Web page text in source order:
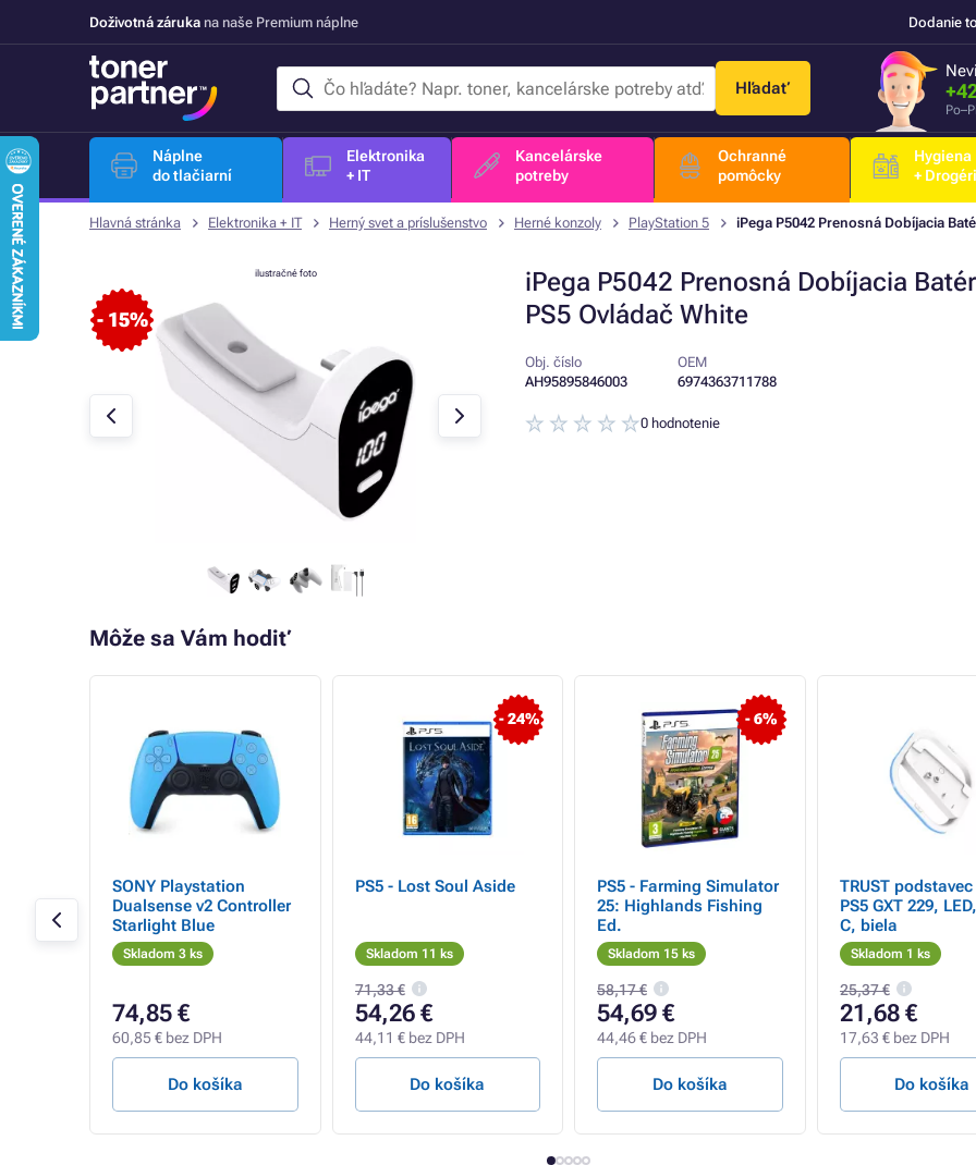
Doživotná záruka na naše Premium náplne Dodanie
Hľadať
Náplne
do tlačiarní
Elektronika
+ IT
Kancelárske
potreby
Ochranné
pomôcky
Hygiena
+
Hlavná stránka Elektronika + IT Herný svet a príslušenstvo Herné konzoly PlayStation 5 iPega P5042 Prenosná Dobíjacia
iPega P5042 Prenosná Dobíjacia
PS5 Ovládač White
- 15%
ilustračné foto
Obj. číslo
AH95895846003
OEM
6974363711788
0 hodnotenie
Môže sa Vám hodiť
SONY Playstation
Dualsense v2 Controller
Starlight Blue
Skladom 3 ks
74,85 €
60,85 € bez DPH
Do košíka
- 24%
PS5 - Lost Soul Aside
Skladom 11 ks
71,33 €
54,26 €
44,11 € bez DPH
Do košíka
- 6%
PS5 - Farming Simulator
25: Highlands Fishing
Ed.
Skladom 15 ks
58,17 €
54,69 €
44,46 € bez DPH
Do košíka
TRUST
PS5 GXT 229,
C, biela
Skladom 1 ks
25,37 €
21,68 €
17,63 € bez DPH
Do košíka